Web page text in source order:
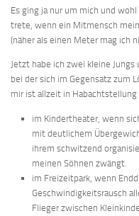
Es ging ja nur um mich und
trete, wenn ein Mitmensch
(näher als einen Meter mag ich
Jetzt habe ich zwei kleine
bei der sich im Gegensatz zum
mir ist allzeit in
im Kindertheater, wenn
mit deutlichem
ihrem schwitzend
meinen Söhnen zwängt.
im Freizeitpark, wenn
Geschwindigkeitsrausch
Flieger zwischen